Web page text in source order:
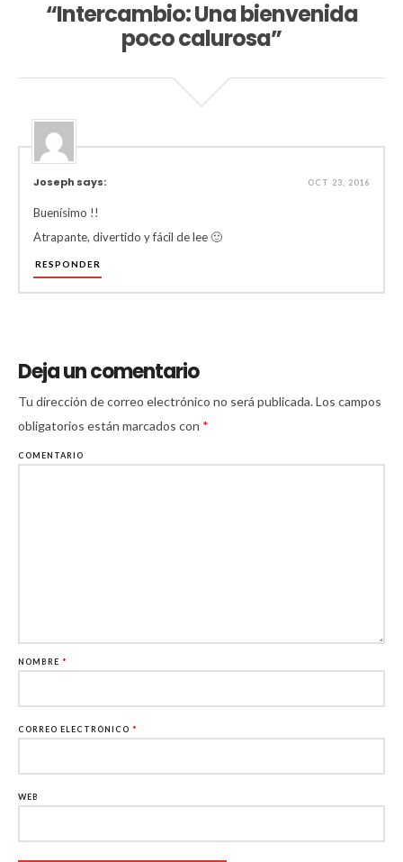
“Intercambio: Una bienvenida
poco calurosa”
Joseph says: OCT 23, 2016
Buenísimo !!
Atrapante, divertido y fácil de lee 🙂
RESPONDER
Deja un comentario
Tu dirección de correo electrónico no será publicada.Los campos
obligatorios están marcados con *
COMENTARIO
NOMBRE *
CORREO ELECTRÓNICO *
WEB